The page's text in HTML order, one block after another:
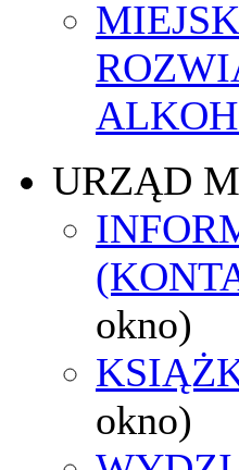
URZĄD
okno)
okno)